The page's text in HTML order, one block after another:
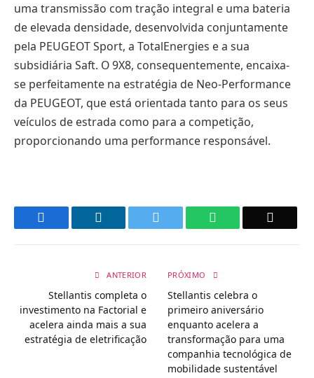
uma transmissão com tração integral e uma bateria
de elevada densidade, desenvolvida conjuntamente
pela PEUGEOT Sport, a TotalEnergies e a sua
subsidiária Saft. O 9X8, consequentemente, encaixa-
se perfeitamente na estratégia de Neo-Performance
da PEUGEOT, que está orientada tanto para os seus
veículos de estrada como para a competição,
proporcionando uma performance responsável.
WhatsApp
ANTERIOR
Stellantis completa o
investimento na Factorial e
acelera ainda mais a sua
estratégia de eletrificação
PRÓXIMO
Stellantis celebra o
primeiro aniversário
enquanto acelera a
transformação para uma
companhia tecnológica de
mobilidade sustentável